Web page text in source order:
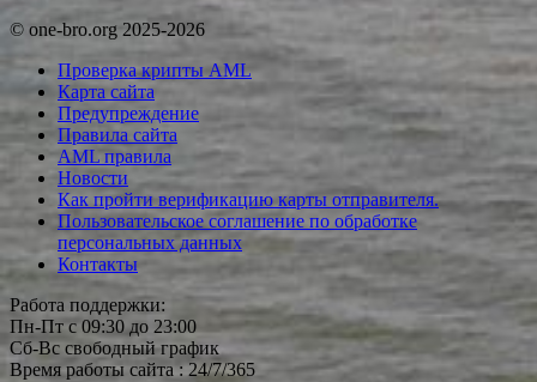
© one-bro.org 2025-2026
Проверка крипты AML
Карта сайта
Предупреждение
Правила сайта
AML правила
Новости
Как пройти верификацию карты отправителя.
Пользовательское соглашение по обработке
персональных данных
Контакты
Работа поддержки:
Пн-Пт с 09:30 до 23:00
Сб-Вс свободный график
Время работы сайта : 24/7/365